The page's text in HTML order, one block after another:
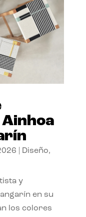
Diseño,
y
en su
los colores